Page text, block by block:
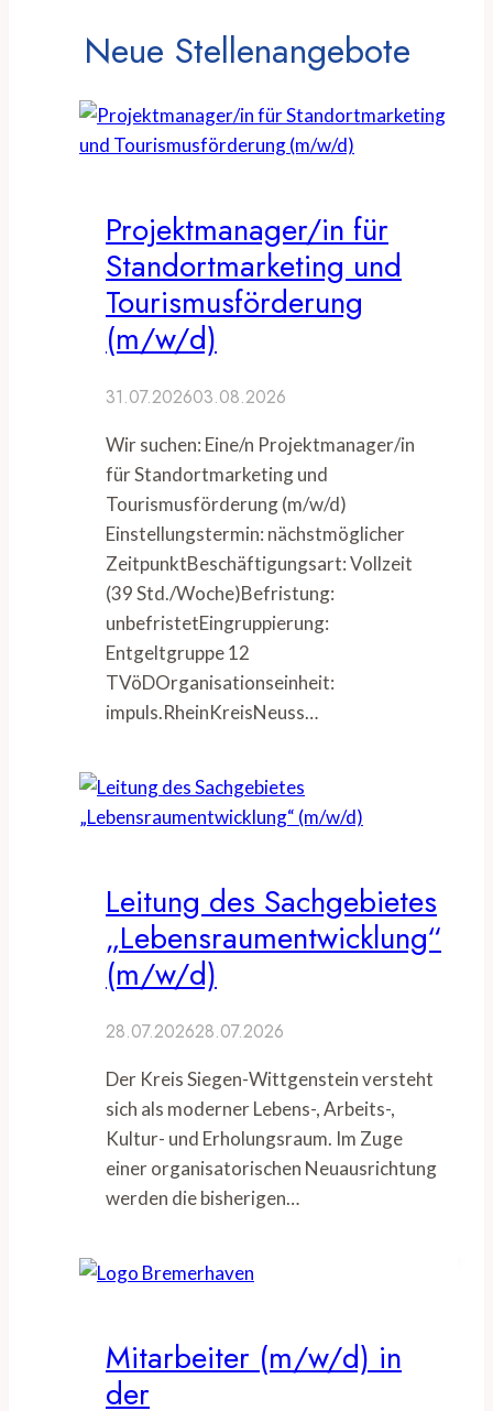
Neue Stellenangebote
Projektmanager/in für
Standortmarketing und
Tourismusförderung
(m/w/d)
31.07.202603.08.2026
Wir suchen: Eine/n Projektmanager/in
für Standortmarketing und
Tourismusförderung (m/w/d)
Einstellungstermin: nächstmöglicher
ZeitpunktBeschäftigungsart: Vollzeit
(39 Std./Woche)Befristung:
unbefristetEingruppierung:
Entgeltgruppe 12
TVöDOrganisationseinheit:
impuls.RheinKreisNeuss…
Leitung des Sachgebietes
„Lebensraumentwicklung“
(m/w/d)
28.07.202628.07.2026
Der Kreis Siegen-Wittgenstein versteht
sich als moderner Lebens-, Arbeits-,
Kultur- und Erholungsraum. Im Zuge
einer organisatorischen Neuausrichtung
werden die bisherigen…
Mitarbeiter (m/w/d) in
der